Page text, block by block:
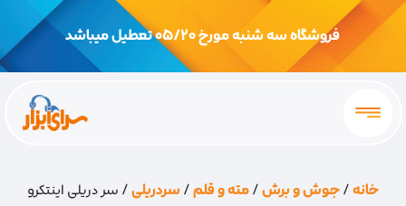
فروشگاه سه شنبه مورخ 05/20 تعطیل میباشد
خانه/جوش و برش/مته و قلم/سردریلی/ سر دریلی اینتکرو